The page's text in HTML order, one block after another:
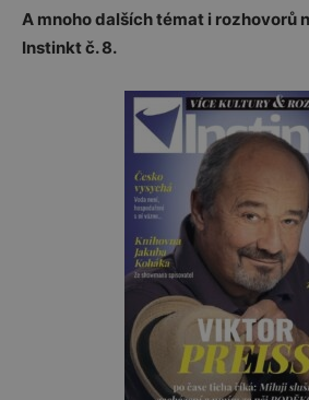
A mnoho dalších témat i rozhovorů
Instinkt č. 8.